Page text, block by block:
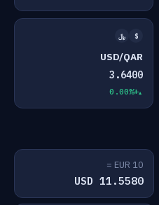
$ ﷼
USD/QAR
3.6400
+0.00%
10 EUR =
11.5580 USD